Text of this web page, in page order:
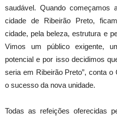
saudável. Quando
cidade de Ribeirão Preto,
cidade, pela beleza, estrutura e
Vimos um público exigente,
potencial e por isso decidimos
seria em Ribeirão Preto”, conta
o sucesso da nova unidade.
Todas as refeições oferecidas